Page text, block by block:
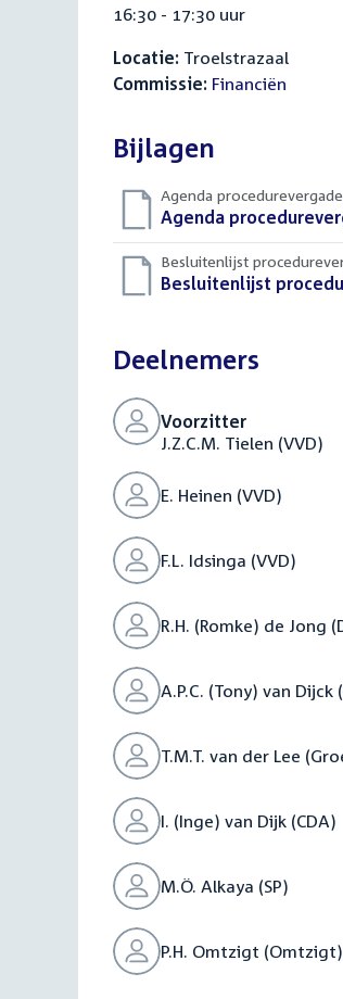
16:30 - 17:30 uur
Locatie: Troelstrazaal
Commissie: Financiën
Bijlagen
Agenda
Download
bestand:
Agenda
Besluitenlijst
Download
Besluitenlijst
Deelnemers
Voorzitter
J.Z.C.M. Tielen (VVD)
E. Heinen (VVD)
F.L. Idsinga (VVD)
R.H. (Romke) de Jong
A.P.C. (Tony) van Dijck
T.M.T. van der Lee
I. (Inge) van Dijk (CDA)
M.Ö. Alkaya (SP)
P.H. Omtzigt (Omtzigt)